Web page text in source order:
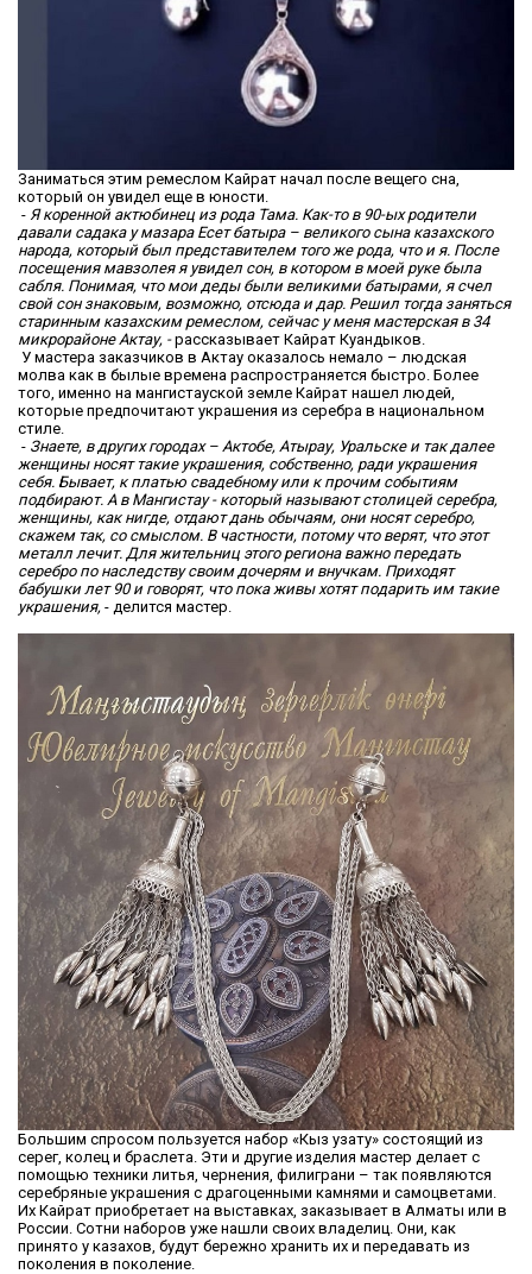
Заниматься этим ремеслом Кайрат начал после вещего сна,
который он увидел еще в юности.
- Я коренной актюбинец из рода Тама. Как-то в 90-ых родители
давали садака у мазара Есет батыра – великого сына казахского
народа, который был представителем того же рода, что и я. После
посещения мавзолея я увидел сон, в котором в моей руке была
сабля. Понимая, что мои деды были великими батырами, я счел
свой сон знаковым, возможно, отсюда и дар. Решил тогда заняться
старинным казахским ремеслом, сейчас у меня мастерская в 34
микрорайоне Актау, -рассказывает Кайрат Куандыков.
У мастера заказчиков в Актау оказалось немало – людская
молва как в былые времена распространяется быстро. Более
того, именно на мангистауской земле Кайрат нашел людей,
которые предпочитают украшения из серебра в национальном
стиле.
- Знаете, в других городах – Актобе, Атырау, Уральске и так далее
женщины носят такие украшения, собственно, ради украшения
себя. Бывает, к платью свадебному или к прочим событиям
подбирают. А в Мангистау - который называют столицей серебра,
женщины, как нигде, отдают дань обычаям, они носят серебро,
скажем так, со смыслом. В частности, потому что верят, что этот
металл лечит. Для жительниц этого региона важно передать
серебро по наследству своим дочерям и внучкам. Приходят
бабушки лет 90 и говорят, что пока живы хотят подарить им такие
украшения, - делится мастер.
Большим спросом пользуется набор «Кыз узату» состоящий из
серег, колец и браслета. Эти и другие изделия мастер делает с
помощью техники литья, чернения, филиграни – так появляются
серебряные украшения с драгоценными камнями и самоцветами.
Их Кайрат приобретает на выставках, заказывает в Алматы или в
России. Сотни наборов уже нашли своих владелиц. Они, как
принято у казахов, будут бережно хранить их и передавать из
поколения в поколение.